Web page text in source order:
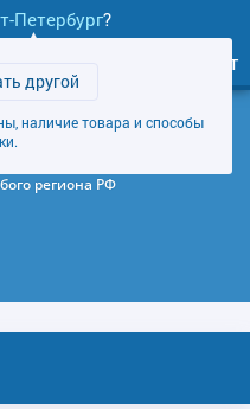
Петербург?
другой
наличие товара и способы
Личный кабинет
(Карта)
региона РФ